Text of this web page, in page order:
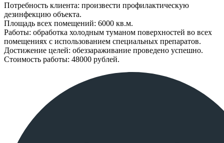
Потребность клиента: произвести профилактическую
дезинфекцию объекта.
Площадь всех помещений: 6000 кв.м.
Работы: обработка холодным туманом поверхностей во всех
помещениях с использованием специальных препаратов.
Достижение целей: обеззараживание проведено успешно.
Стоимость работы: 48000 рублей.